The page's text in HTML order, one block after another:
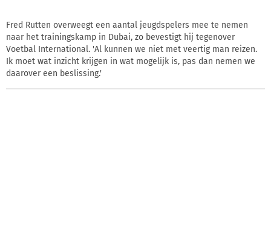
Fred Rutten overweegt een aantal jeugdspelers mee te nemen
naar het trainingskamp in Dubai, zo bevestigt hij tegenover
Voetbal International. 'Al kunnen we niet met veertig man reizen.
Ik moet wat inzicht krijgen in wat mogelijk is, pas dan nemen we
daarover een beslissing.'